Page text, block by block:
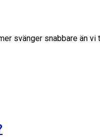
svänger snabbare än vi